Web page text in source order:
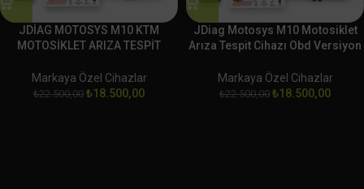
JDİAG MOTOSYS M10 KTM
MOTOSİKLET ARIZA TESPİT
Markaya Özel Cihazlar
₺22.500,00 ₺18.500,00
JDiag Motosys M10 Motosiklet
Arıza Tespit Cihazı Obd Versiyon
Markaya Özel Cihazlar
₺22.500,00 ₺18.500,00